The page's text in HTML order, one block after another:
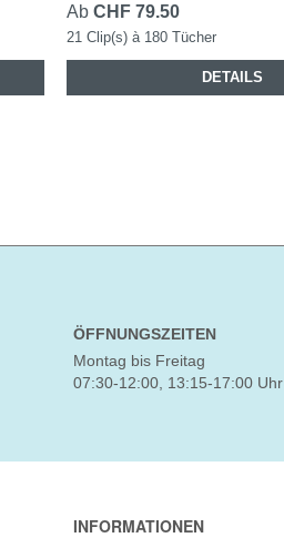
AbCHF 79.50
21 Clip(s) à 180 Tücher
DETAILS
ÖFFNUNGSZEITEN
Montag bis Freitag
07:30-12:00, 13:15-17:00 Uhr
INFORMATIONEN